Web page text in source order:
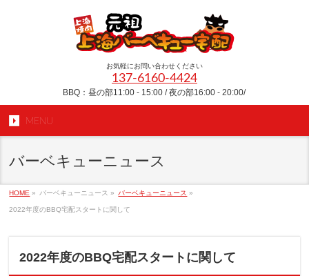
お気軽にお問い合わせください
137-6160-4424
BBQ：昼の部11:00 - 15:00 / 夜の部16:00 - 20:00/
MENU
バーベキューニュース
HOME » バーベキューニュース » バーベキューニュース »
2022年度のBBQ宅配スタートに関して
2022年度のBBQ宅配スタートに関して